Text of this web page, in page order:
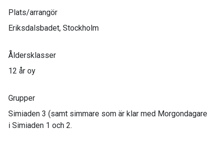
Plats/arrangör
Eriksdalsbadet, Stockholm
Åldersklasser
12 år oy
Grupper
Simiaden 3 (samt simmare som är klar med Morgondagare
i Simiaden 1 och 2.